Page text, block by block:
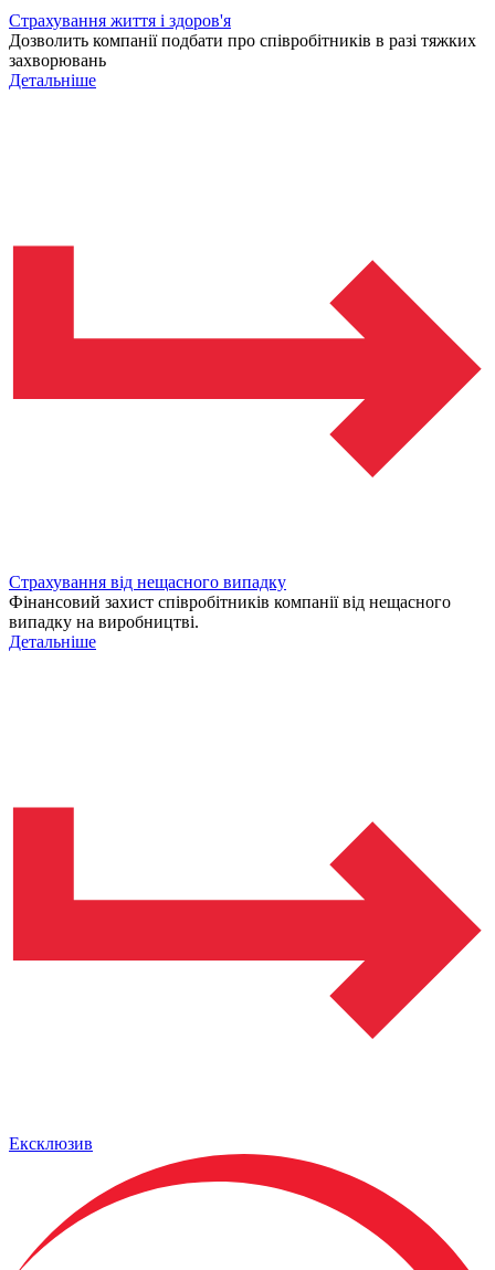
Страхування життя і здоров'я
Дозволить компанії подбати про співробітників в разі тяжких
захворювань
Детальніше
Страхування від нещасного випадку
Фінансовий захист співробітників компанії від нещасного
випадку на виробництві.
Детальніше
Ексклюзив